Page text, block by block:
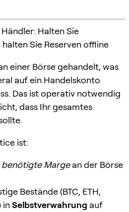
Halten Sie
Sie Reserven offline
einer Börse gehandelt, was
auf ein Handelskonto
Das ist operativ notwendig
dass Ihr gesamtes
ist:
benötigte Margean der Börse
Bestände (BTC, ETH,
inSelbstverwahrung auf